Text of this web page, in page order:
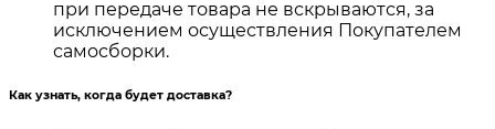
при передаче товара не вскрываются, за
исключением осуществления Покупателем
самосборки.
Как узнать, когда будет доставка?